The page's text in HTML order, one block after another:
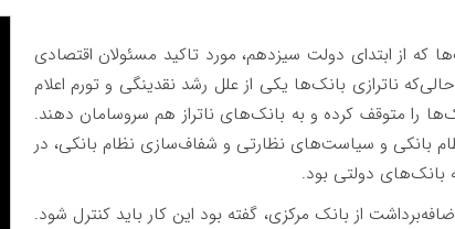
که از ابتدای دولت سیزدهم، مورد تاکید مسئولان اقتصادی
ناترازی بانک‌ها یکی از علل رشد نقدینگی و تورم اعلام
را متوقف کرده و به بانک‌های ناتراز هم سروسامان دهند.
بانکی و سیاست‌های نظارتی و شفاف‌سازی نظام بانکی، در
بانک‌های دولتی بود.
از بانک مرکزی، گفته بود این کار باید کنترل شود.